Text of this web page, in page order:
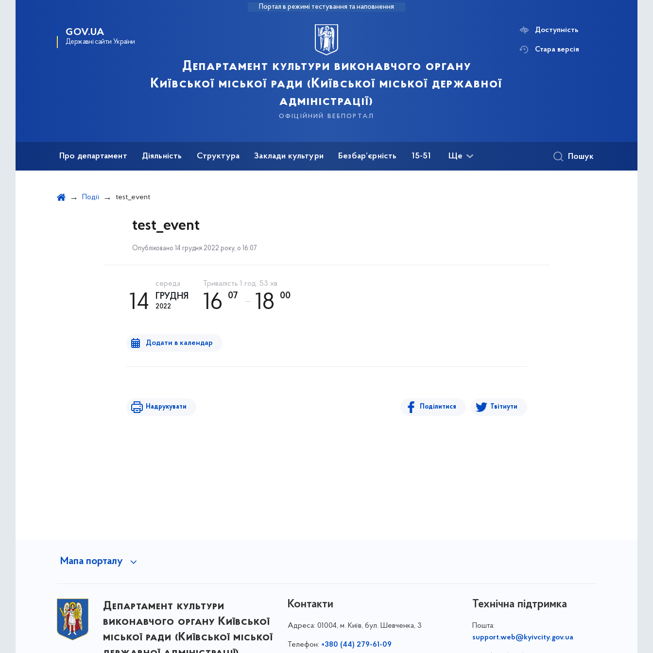
Портал в режимі тестування та наповнення
GOV.UA
Державні сайти України
Департамент культури виконавчого органу
Київської міської ради (Київської міської державної
адміністрації)
офіційний вебпортал
Доступність
Стара версія
Про департамент Діяльність Структура Заклади культури Безбар’єрність 15-51 Ще Пошук
Події test_event
test_event
Опубліковано 14 грудня 2022 року, о 16:07
середа
14 ГРУДНЯ
2022
Тривалість 1 год. 53 хв.
16 07 18 00
Додати в календар
Надрукувати Поділитися Твітнути
Мапа порталу
Департамент культури
виконавчого органу Київської
міської ради (Київської міської
Контакти
Адреса: 01004, м. Київ, бул. Шевченка, 3
Телефон: +380 (44) 279-61-09
Технічна підтримка
Пошта:
support.web@kyivcity.gov.ua